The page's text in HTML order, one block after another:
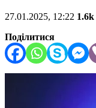
27.01.2025, 12:22 1.6k
Поділитися